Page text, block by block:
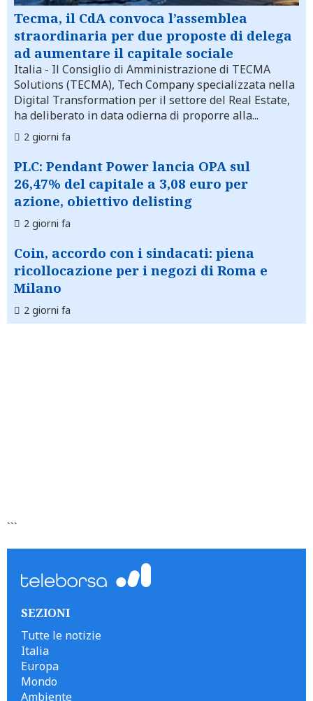
Tecma, il CdA convoca l’assemblea
straordinaria per due proposte di delega
ad aumentare il capitale sociale
Italia - Il Consiglio di Amministrazione di TECMA
Solutions (TECMA), Tech Company specializzata nella
Digital Transformation per il settore del Real Estate,
ha deliberato in data odierna di proporre alla...
2 giorni fa
PLC: Pendant Power lancia OPA sul
26,47% del capitale a 3,08 euro per
azione, obiettivo delisting
2 giorni fa
Coin, accordo con i sindacati: piena
ricollocazione per i negozi di Roma e
Milano
2 giorni fa
```
SEZIONI
Tutte le notizie
Italia
Europa
Mondo
Ambiente